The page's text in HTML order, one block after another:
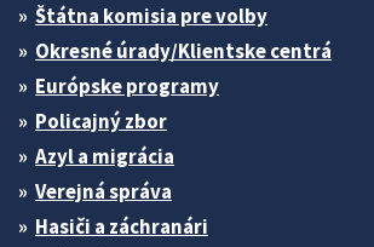
Štátna komisia pre volby
Okresné úrady/Klientske centrá
Európske programy
Policajný zbor
Azyl a migrácia
Verejná správa
Hasiči a záchranári